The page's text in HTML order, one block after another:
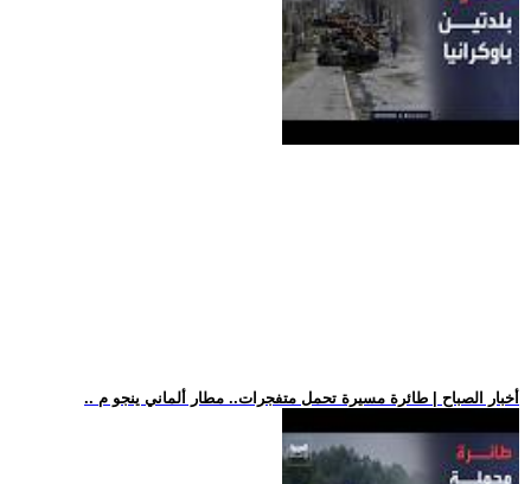
.. أخبار الصباح | طائرة مسيرة تحمل متفجرات.. مطار ألماني ينجو م